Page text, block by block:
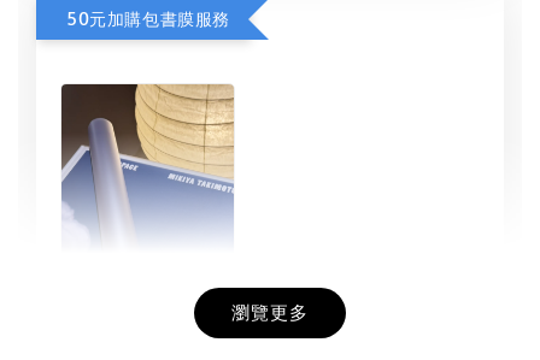
50元加購包書膜服務
書本包膜服務
瀏覽更多